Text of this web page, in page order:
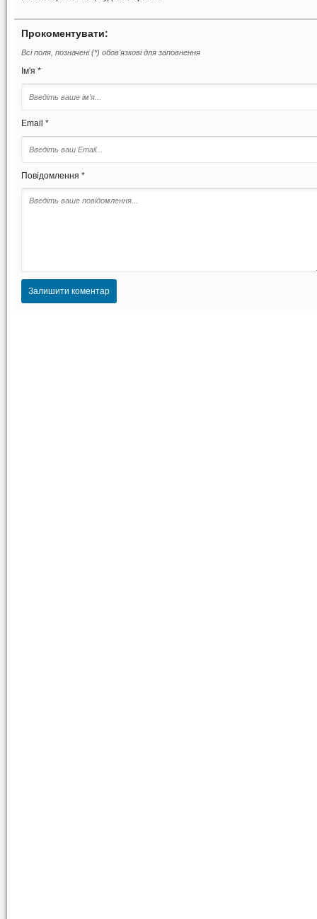
Прокоментувати:
Всі поля, позначені (*) обов'язкові для заповнення
Ім'я *
Email *
Повідомлення *